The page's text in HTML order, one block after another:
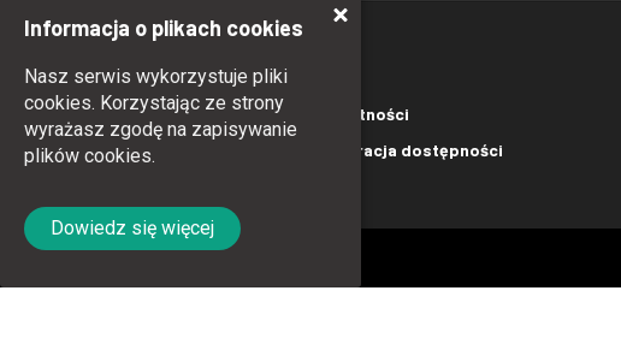
Kontakt
Polityka prywatności
Polityka Cookies
Deklaracja dostępności
Informacja o plikach cookies
Nasz serwis wykorzystuje pliki
cookies. Korzystając ze strony
wyrażasz zgodę na zapisywanie
plików cookies.
Dowiedz się więcej